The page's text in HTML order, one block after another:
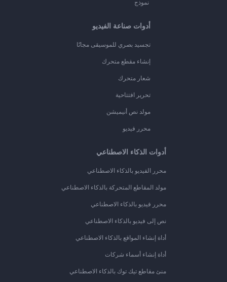
نموذج
أدوات صناعة الفيديو
تجسيد بصري للموسيقى مجانًا
إنشاء مقطع متحرك
شعار متحرك
تحرير افتتاحية
مولد نص أنيميشن
محرر فيديو
أدوات الذكاء الاصطناعي
محرر الفيديو بالذكاء الاصطناعي
مولد المقاطع المتحركة بالذكاء الاصطناعي
محرر فيديو بالذكاء الاصطناعي
نص إلى فيديو بالذكاء الاصطناعي
أداة إنشاء المواقع بالذكاء الاصطناعي
أداة إنشاء أسماء شركات
منئ مقاطع تيك توك بالذكاء الاصطناعي